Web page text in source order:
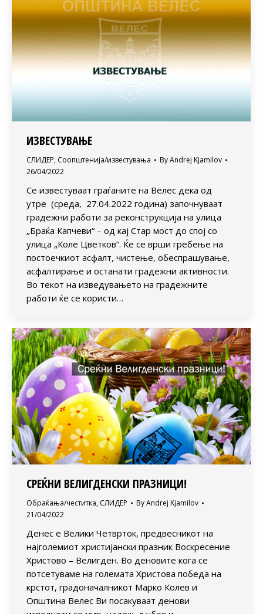
ИЗВЕСТУВАЊЕ
СЛИДЕР, Соопштенија/известувања ByAndrej Kjamilov
26/04/2022
Се известуваат граѓаните на Велес дека од
утре (среда, 27.04.2022 година) започнуваат
градежни работи за реконструкција на улица
„Браќа Капчеви“ – од кај Стар мост до спој со
улица „Коле Цветков“. Ќе се врши гребење на
постоечкиот асфалт, чистење, обеспрашување,
асфалтирање и останати градежни активности.
Во текот на изведувањето на градежните
работи ќе се користи…
СРЕЌНИ ВЕЛИГДЕНСКИ ПРАЗНИЦИ!
Обраќања/честитка, СЛИДЕР ByAndrej Kjamilov
21/04/2022
Денес е Велики Четврток, предвесникот на
најголемиот христијански празник Воскресение
Христово – Велигден. Во деновите кога се
потсетуваме на големата Христова победа на
крстот, градоначалникот Марко Колев и
Општина Велес Ви посакуваат денови